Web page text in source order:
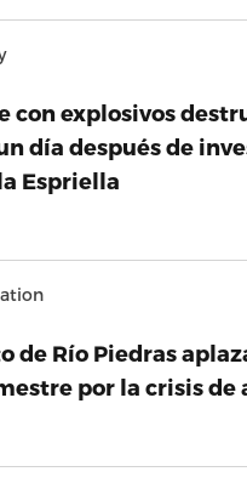
con explosivos
día después de
Espriella
de Río Piedras
por la crisis de